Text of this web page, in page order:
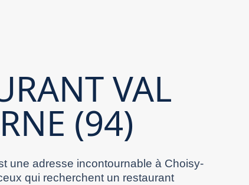
VAL
(94)
une adresse incontournable à Choisy-
qui recherchent un restaurant